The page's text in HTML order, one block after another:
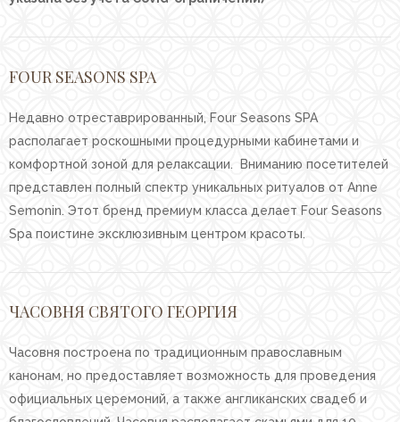
FOUR SEASONS SPA
Недавно отреставрированный, Four Seasons SPA
располагает роскошными процедурными кабинетами и
комфортной зоной для релаксации. Вниманию посетителей
представлен полный спектр уникальных ритуалов от Anne
Semonin. Этот бренд премиум класса делает Four Seasons
Spa поистине эксклюзивным центром красоты.
ЧАСОВНЯ СВЯТОГО ГЕОРГИЯ
Часовня построена по традиционным православным
канонам, но предоставляет возможность для проведения
официальных церемоний, а также англиканских свадеб и